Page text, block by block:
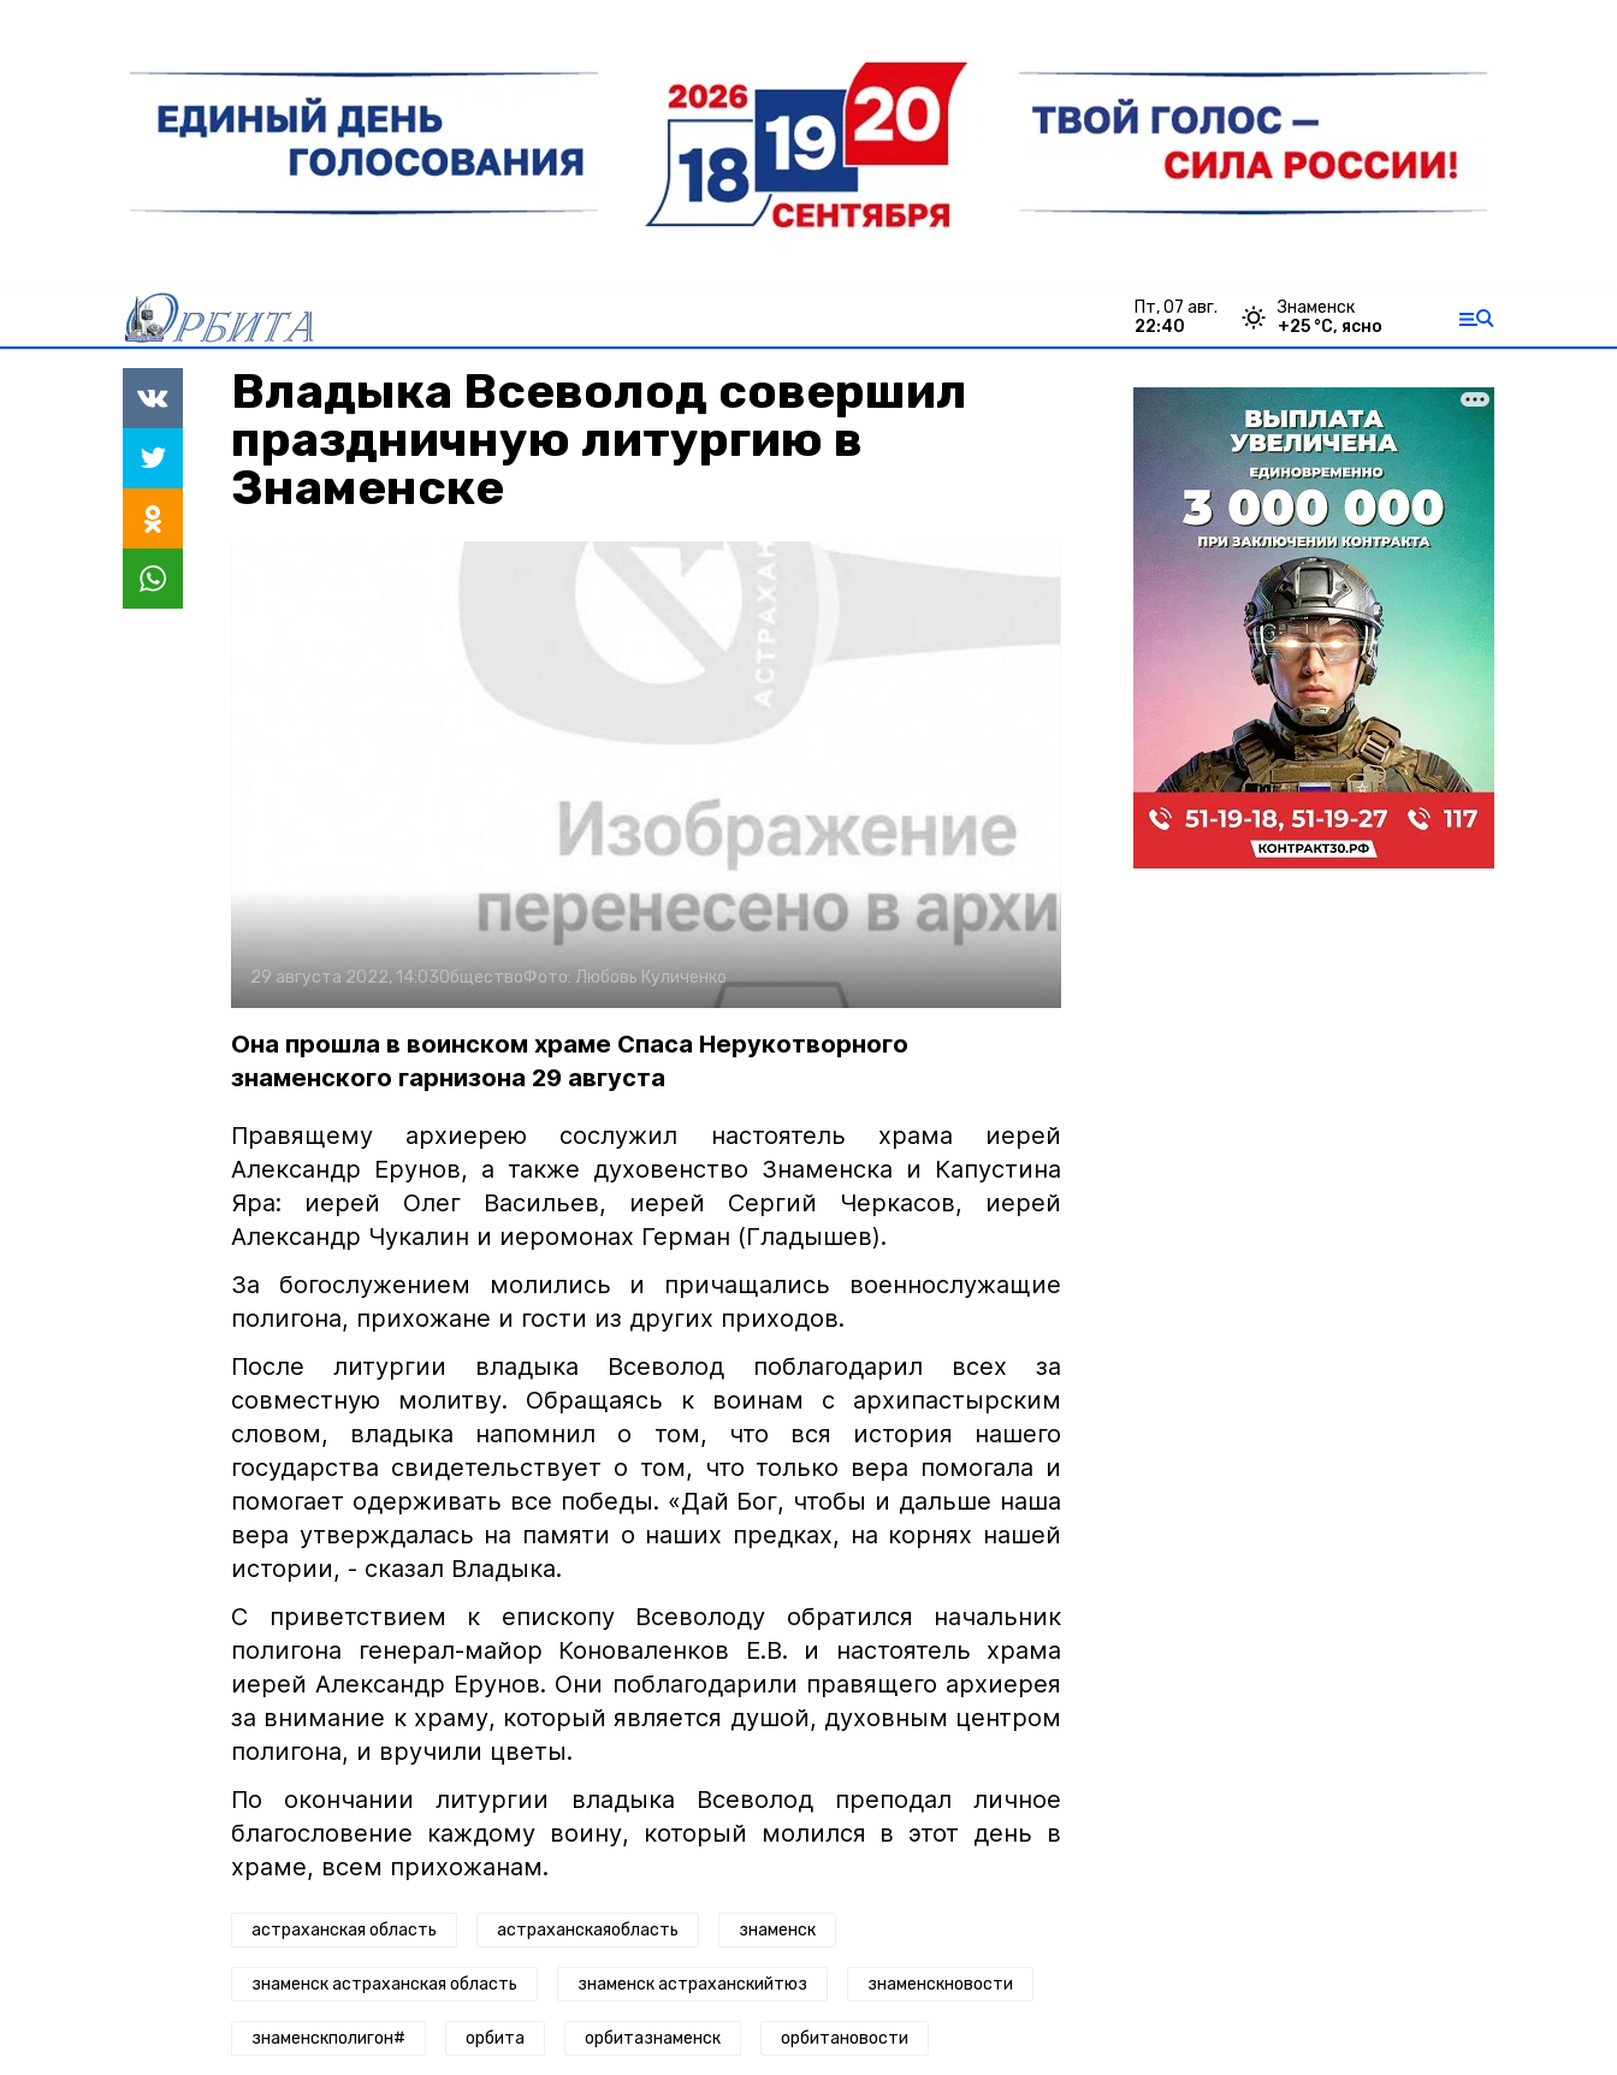
пт, 07 авг.
22:40
Знаменск
+25 °С, ясно
Владыка Всеволод совершил
праздничную литургию в
Знаменске
29 августа 2022, 14:03ОбществоФото: Любовь Куличенко
Она прошла в воинском храме Спаса Нерукотворного
знаменского гарнизона 29 августа
Правящему архиерею сослужил настоятель храма иерей
Александр Ерунов, а также духовенство Знаменска и Капустина
Яра: иерей Олег Васильев, иерей Сергий Черкасов, иерей
Александр Чукалин и иеромонах Герман (Гладышев).
За богослужением молились и причащались военнослужащие
полигона, прихожане и гости из других приходов.
После литургии владыка Всеволод поблагодарил всех за
совместную молитву. Обращаясь к воинам с архипастырским
словом, владыка напомнил о том, что вся история нашего
государства свидетельствует о том, что только вера помогала и
помогает одерживать все победы. «Дай Бог, чтобы и дальше наша
вера утверждалась на памяти о наших предках, на корнях нашей
истории, - сказал Владыка.
С приветствием к епископу Всеволоду обратился начальник
полигона генерал-майор Коноваленков Е.В. и настоятель храма
иерей Александр Ерунов. Они поблагодарили правящего архиерея
за внимание к храму, который является душой, духовным центром
полигона, и вручили цветы.
По окончании литургии владыка Всеволод преподал личное
благословение каждому воину, который молился в этот день в
храме, всем прихожанам.
астраханская область астраханскаяобласть знаменск
знаменск астраханская область знаменск астраханскийтюз знаменскновости
знаменскполигон# орбита орбитазнаменск орбитановости